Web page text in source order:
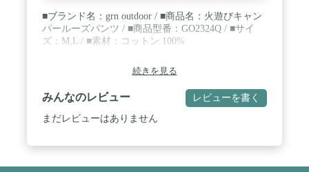
■ブランド名：grn outdoor / ■商品名：火遊びキャン
パールーズパンツ / ■商品型番：GO2324Q / ■サイ
ズ：M,L / ■素材：コットン 100%
続きを見る
みんなのレビュー レビューを書く
まだレビューはありません